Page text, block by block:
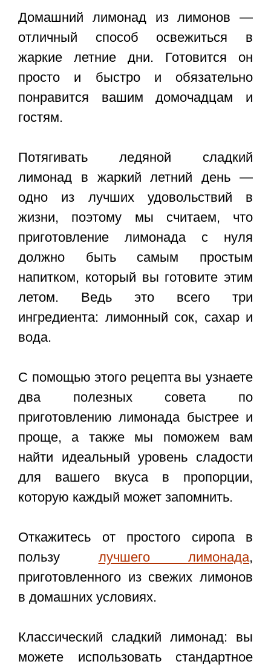
Домашний лимонад из лимонов —
отличный способ освежиться в
жаркие летние дни. Готовится он
просто и быстро и обязательно
понравится вашим домочадцам и
гостям.
Потягивать ледяной сладкий
лимонад в жаркий летний день —
одно из лучших удовольствий в
жизни, поэтому мы считаем, что
приготовление лимонада с нуля
должно быть самым простым
напитком, который вы готовите этим
летом. Ведь это всего три
ингредиента: лимонный сок, сахар и
вода.
С помощью этого рецепта вы узнаете
два полезных совета по
приготовлению лимонада быстрее и
проще, а также мы поможем вам
найти идеальный уровень сладости
для вашего вкуса в пропорции,
которую каждый может запомнить.
Откажитесь от простого сиропа в
пользу лучшего лимонада,
приготовленного из свежих лимонов
в домашних условиях.
Классический сладкий лимонад: вы
можете использовать стандартное